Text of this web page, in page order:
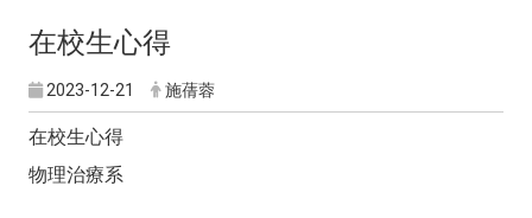
在校生心得
2023-12-21 施蒨蓉
在校生心得
物理治療系